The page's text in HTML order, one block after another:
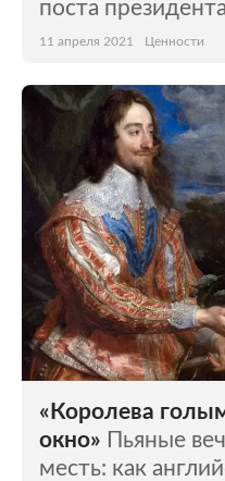
поста
11 апреля 2021 Ценности
«Королева
окно» Пьяные
месть: как